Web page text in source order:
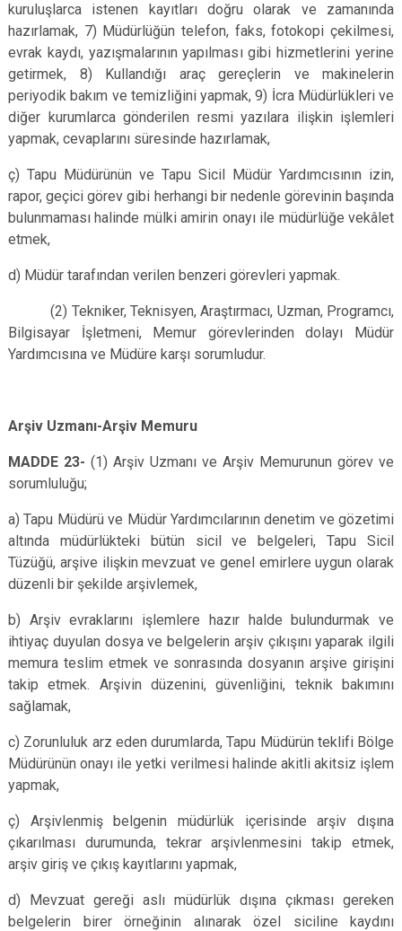
kuruluşlarca istenen kayıtları doğru olarak ve zamanında
hazırlamak, 7) Müdürlüğün telefon, faks, fotokopi çekilmesi,
evrak kaydı, yazışmalarının yapılması gibi hizmetlerini yerine
getirmek, 8) Kullandığı araç gereçlerin ve makinelerin
periyodik bakım ve temizliğini yapmak, 9) İcra Müdürlükleri ve
diğer kurumlarca gönderilen resmi yazılara ilişkin işlemleri
yapmak, cevaplarını süresinde hazırlamak,
ç) Tapu Müdürünün ve Tapu Sicil Müdür Yardımcısının izin,
rapor, geçici görev gibi herhangi bir nedenle görevinin başında
bulunmaması halinde mülki amirin onayı ile müdürlüğe vekâlet
etmek,
d) Müdür tarafından verilen benzeri görevleri yapmak.
(2) Tekniker, Teknisyen, Araştırmacı, Uzman, Programcı,
Bilgisayar İşletmeni, Memur görevlerinden dolayı Müdür
Yardımcısına ve Müdüre karşı sorumludur.
Arşiv Uzmanı-Arşiv Memuru
MADDE 23- (1) Arşiv Uzmanı ve Arşiv Memurunun görev ve
sorumluluğu;
a) Tapu Müdürü ve Müdür Yardımcılarının denetim ve gözetimi
altında müdürlükteki bütün sicil ve belgeleri, Tapu Sicil
Tüzüğü, arşive ilişkin mevzuat ve genel emirlere uygun olarak
düzenli bir şekilde arşivlemek,
b) Arşiv evraklarını işlemlere hazır halde bulundurmak ve
ihtiyaç duyulan dosya ve belgelerin arşiv çıkışını yaparak ilgili
memura teslim etmek ve sonrasında dosyanın arşive girişini
takip etmek. Arşivin düzenini, güvenliğini, teknik bakımını
sağlamak,
c) Zorunluluk arz eden durumlarda, Tapu Müdürün teklifi Bölge
Müdürünün onayı ile yetki verilmesi halinde akitli akitsiz işlem
yapmak,
ç) Arşivlenmiş belgenin müdürlük içerisinde arşiv dışına
çıkarılması durumunda, tekrar arşivlenmesini takip etmek,
arşiv giriş ve çıkış kayıtlarını yapmak,
d) Mevzuat gereği aslı müdürlük dışına çıkması gereken
belgelerin birer örneğinin alınarak özel siciline kaydını